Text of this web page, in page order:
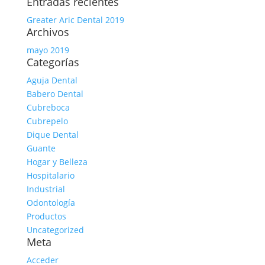
Greater Aric Dental 2019
Archivos
mayo 2019
Categorías
Aguja Dental
Babero Dental
Cubreboca
Cubrepelo
Dique Dental
Guante
Hogar y Belleza
Hospitalario
Industrial
Odontología
Productos
Uncategorized
Meta
Acceder